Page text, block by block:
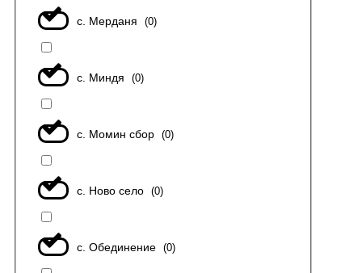
с. Мерданя (0)
с. Миндя (0)
с. Момин сбор (0)
с. Ново село (0)
с. Обединение (0)